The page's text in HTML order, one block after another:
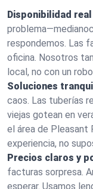
Disponibilidad
respondemos. Las
oficina. Nosotros
local, no con un
Soluciones
caos. Las tuberías
viejas gotean en
el área de Pleasant
experiencia, no
Precios claros y
facturas sorpresa.
esperar. Usamos